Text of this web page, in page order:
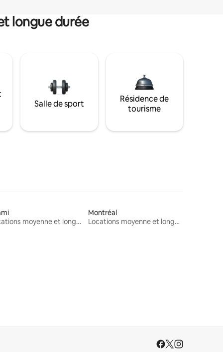
longue durée
Salle de sport
Résidence de
tourisme
Locations moyenne et longue durée
Montréal
Locations moyenne et longue durée